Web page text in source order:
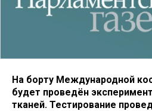
На борту Международной
будет проведён
тканей. Тестирование